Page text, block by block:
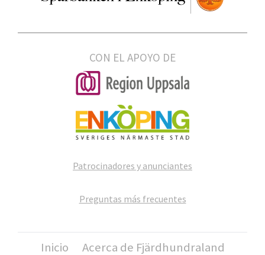
CON EL APOYO DE
Patrocinadores y anunciantes
Preguntas más frecuentes
Inicio
Acerca de Fjärdhundraland